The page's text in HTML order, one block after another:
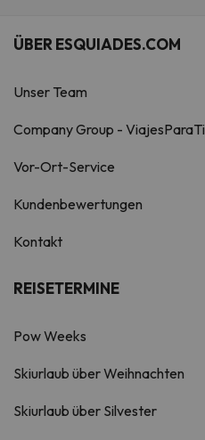
ÜBER ESQUIADES.COM
Unser Team
Company Group - ViajesParaTi
Vor-Ort-Service
Kundenbewertungen
Kontakt
REISETERMINE
Pow Weeks
Skiurlaub über Weihnachten
Skiurlaub über Silvester